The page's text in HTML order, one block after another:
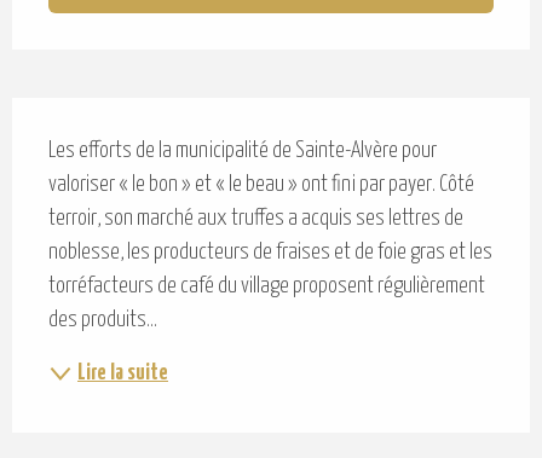
Les efforts de la municipalité de Sainte-Alvère pour
valoriser « le bon » et « le beau » ont fini par payer. Côté
terroir, son marché aux truffes a acquis ses lettres de
noblesse, les producteurs de fraises et de foie gras et les
torréfacteurs de café du village proposent régulièrement
des produits...
Lire la suite